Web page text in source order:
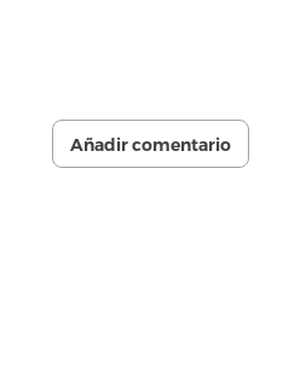
Añadir comentario